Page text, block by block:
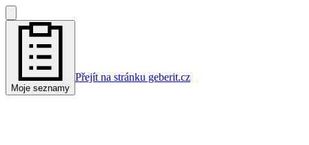
Moje seznamy
Přejít na stránku geberit.cz